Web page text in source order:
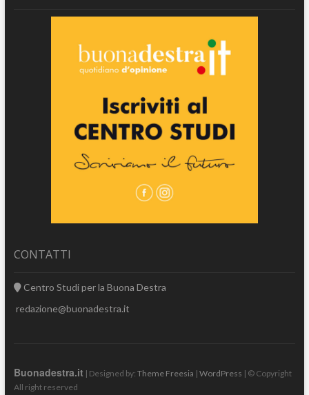
CONTATTI
Centro Studi per la Buona Destra
redazione@buonadestra.it
Buonadestra.it | Designed by: Theme Freesia | WordPress | © Copyright
All right reserved